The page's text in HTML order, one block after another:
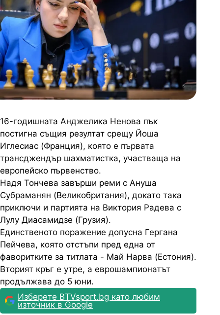
16-годишната Анджелика Ненова пък
постигна същия резултат срещу Йоша
Иглесиас (Франция), която е първата
трансджендър шахматистка, участваща на
европейско първенство.
Надя Тончева завърши реми с Ануша
Субраманян (Великобритания), докато така
приключи и партията на Виктория Радева с
Лулу Диасамидзе (Грузия).
Единственото поражение допусна Гергана
Пейчева, която отстъпи пред една от
фаворитките за титлата - Май Нарва (Естония).
Вторият кръг е утре, а еврошампионатът
продължава до 5 юни.
Изберете BTVsport.bg като любим
източник в Google